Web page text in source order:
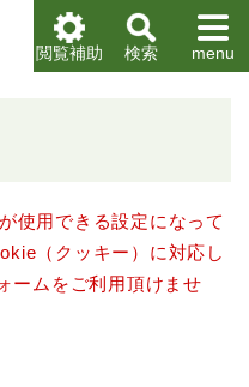
て本文へ
閲覧補助
検索 menu
使用できる設定になって
（クッキー）に対応し
ームをご利用頂けませ